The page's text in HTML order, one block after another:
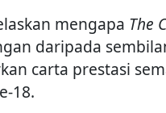
mengapa The
daripada
carta prestasi
18.